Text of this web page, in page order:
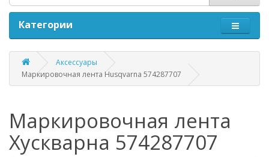
Категории
Аксессуары
Маркировочная лента Husqvarna 574287707
Маркировочная лента
Хускварна 574287707